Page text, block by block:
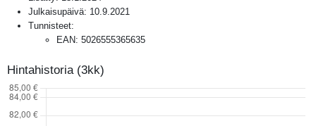
Julkaisupäivä: 10.9.2021
Tunnisteet:
EAN: 5026555365635
Hintahistoria (3kk)